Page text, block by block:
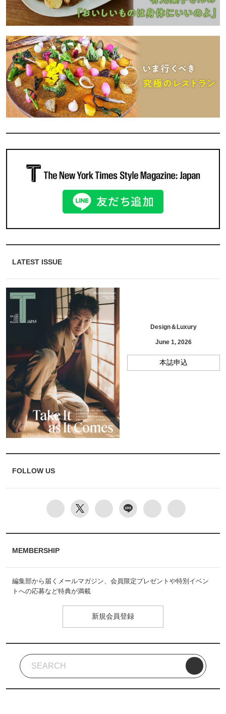
LATEST ISSUE
Design＆Luxury
June 1, 2026
本誌申込
FOLLOW US
MEMBERSHIP
編集部から届くメールマガジン、会員限定プレゼントや特別イベン
トへの応募など特典が満載
新規会員登録